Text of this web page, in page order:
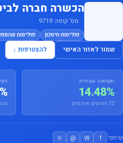
הכשרה חברה
· מס' קופה: 9719
פוליסות חיסכון פוליסות
שמור לאזור האישי להצטרפות ↓
תשואה שנתית
14.48%
12 חודשים אחרונים
שיתוף: f
W
@
⎘